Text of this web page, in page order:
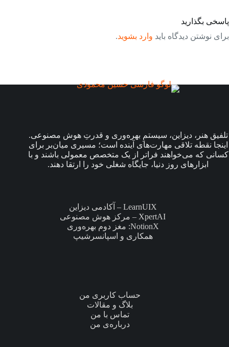
پاسخی بگذارید
برای نوشتن دیدگاه باید وارد بشوید.
تلفیق هنر، دیزاین، سیستمِ بهره‌وری و قدرتِ هوش مصنوعی.
اینجا نقطه تلاقی مهارت‌های آینده است؛ مسیری میان‌بر برای
کسانی که می‌خواهند فراتر از یک متخصص معمولی باشند و با
ابزارهای روز دنیا، جایگاه شغلی خود را ارتقا دهند.
LearnUIX – آکادمی دیزاین
XpertAI – مرکز هوش مصنوعی
NotionX: مغز دوم بهره‌وری
همکاری و اسپانسرشیپ
حساب کاربری من
بلاگ و مقالات
تماس با من
درباره‌ی من